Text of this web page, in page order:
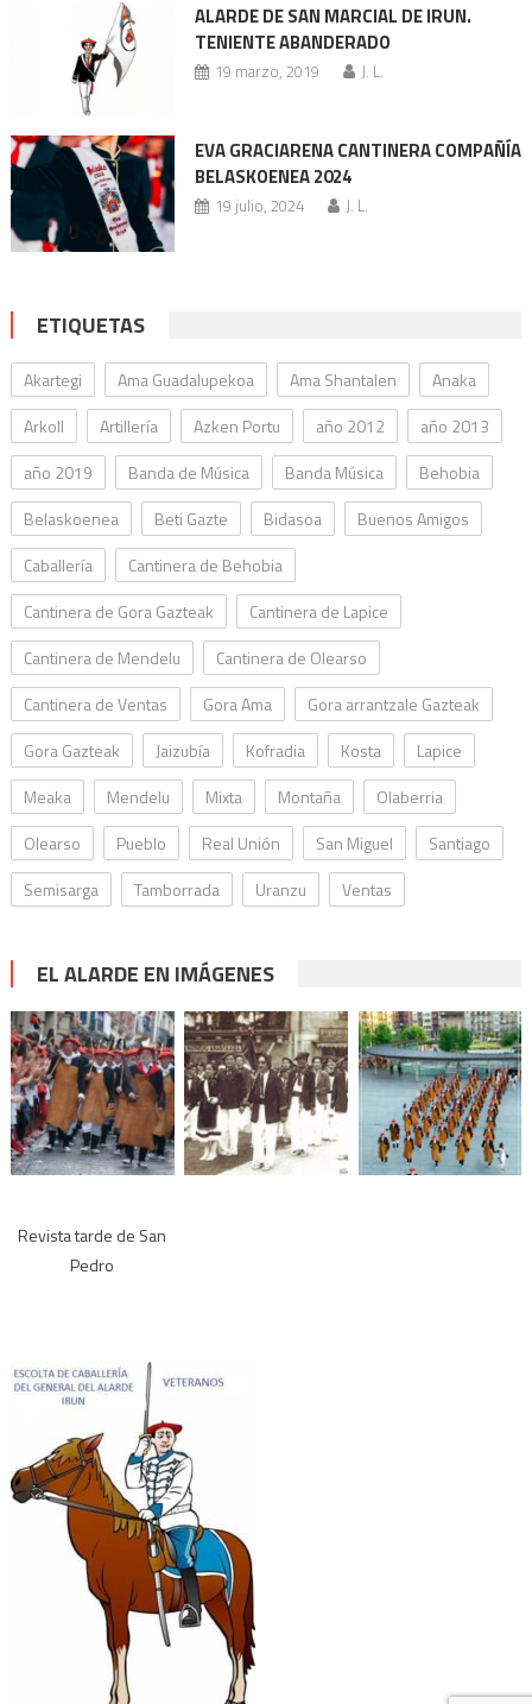
ALARDE DE SAN MARCIAL DE IRUN.
TENIENTE ABANDERADO
19 marzo, 2019 J. L.
EVA GRACIARENA CANTINERA COMPAÑÍA
BELASKOENEA 2024
19 julio, 2024 J. L.
ETIQUETAS
Akartegi Ama Guadalupekoa Ama Shantalen
Anaka
Arkoll
Artillería Azken Portu año 2012
año 2013
año 2019
Banda de Música Banda Música
Behobia
Belaskoenea
Beti Gazte Bidasoa
Buenos Amigos
Caballería
Cantinera de Behobia
Cantinera de Gora Gazteak
Cantinera de Lapice
Cantinera de Mendelu
Cantinera de Olearso
Cantinera de Ventas
Gora Ama
Gora arrantzale Gazteak
Gora Gazteak
Jaizubía Kofradia Kosta
Lapice
Meaka
Mendelu Mixta Montaña
Olaberria
Olearso
Pueblo Real Unión San Miguel
Santiago
Semisarga
Tamborrada Uranzu Ventas
EL ALARDE EN IMÁGENES
Revista tarde de San
Pedro